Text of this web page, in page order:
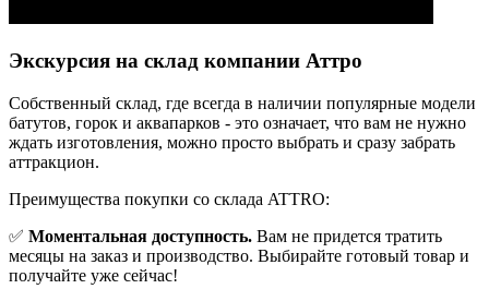
Экскурсия на склад компании Аттро
Cобственный склад, где всегда в наличии популярные модели
батутов, горок и аквапарков - это означает, что вам не нужно
ждать изготовления, можно просто выбрать и сразу забрать
аттракцион.
Преимущества покупки со склада ATTRO:
✅ Моментальная доступность. Вам не придется тратить
месяцы на заказ и производство. Выбирайте готовый товар и
получайте уже сейчас!